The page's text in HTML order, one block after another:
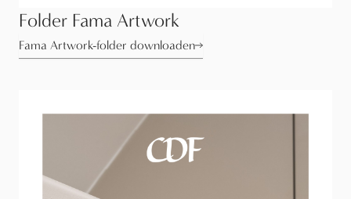
Folder Fama Artwork
Fama Artwork-folder downloaden